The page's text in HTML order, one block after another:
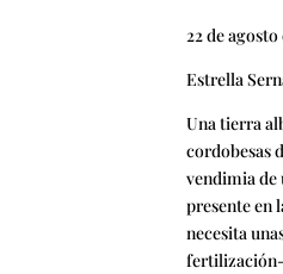
22 de agosto
Estrella
Una tierra
cordobesas
vendimia de
presente en
necesita
fertilización-